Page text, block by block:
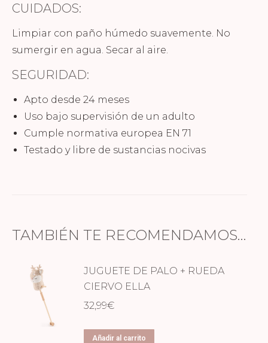
CUIDADOS:
Limpiar con paño húmedo suavemente. No
sumergir en agua. Secar al aire.
SEGURIDAD:
Apto desde 24 meses
Uso bajo supervisión de un adulto
Cumple normativa europea EN 71
Testado y libre de sustancias nocivas
TAMBIÉN TE RECOMENDAMOS…
JUGUETE DE PALO + RUEDA
CIERVO ELLA
32,99€
Añadir al carrito